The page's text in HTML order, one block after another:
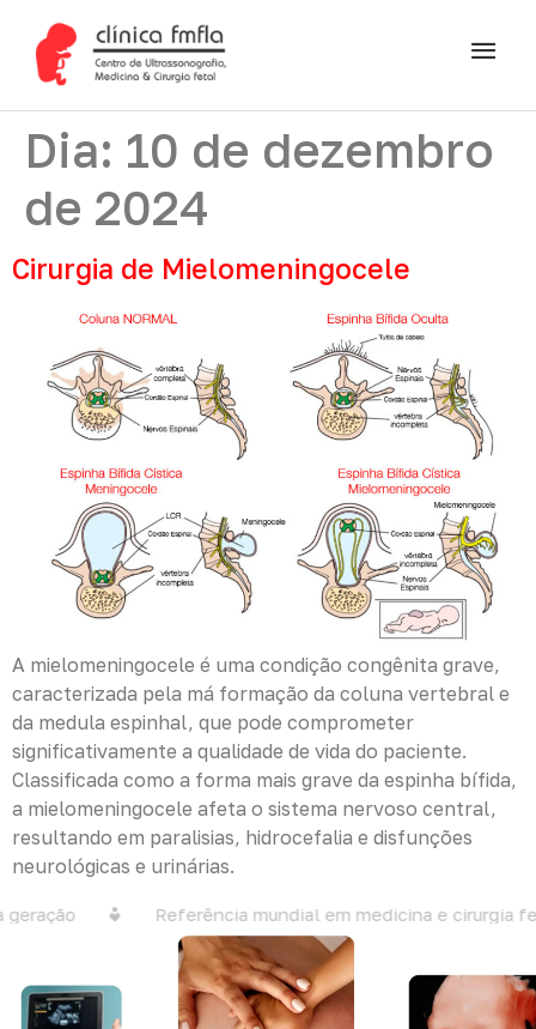
Dia: 10 de dezembro
de 2024
Cirurgia de Mielomeningocele
A mielomeningocele é uma condição congênita grave,
caracterizada pela má formação da coluna vertebral e
da medula espinhal, que pode comprometer
significativamente a qualidade de vida do paciente.
Classificada como a forma mais grave da espinha bífida,
a mielomeningocele afeta o sistema nervoso central,
resultando em paralisias, hidrocefalia e disfunções
neurológicas e urinárias.
Referência mundial em medicina e cirurgia